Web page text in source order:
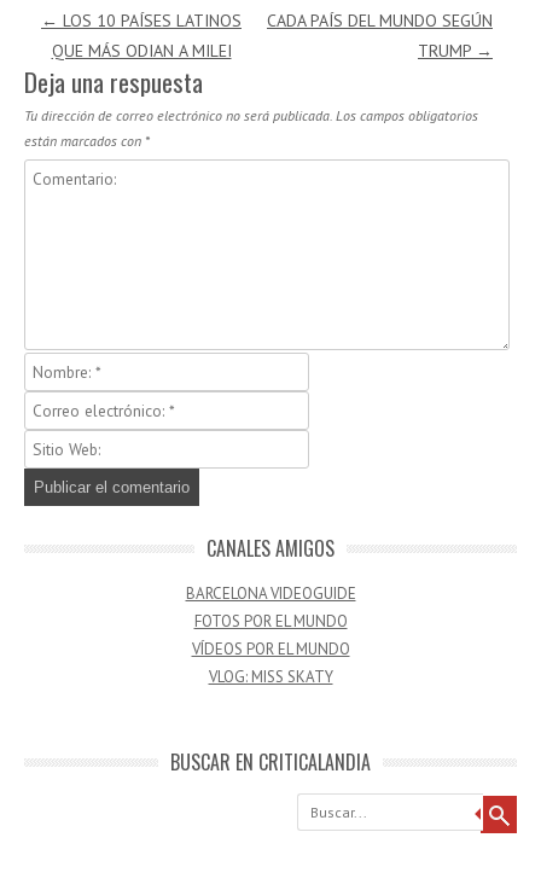
Navegación de entradas
← LOS 10 PAÍSES LATINOS
QUE MÁS ODIAN A MILEI
CADA PAÍS DEL MUNDO SEGÚN
TRUMP →
Deja una respuesta
Tu dirección de correo electrónico no será publicada. Los campos obligatorios
están marcados con *
CANALES AMIGOS
BARCELONA VIDEOGUIDE
FOTOS POR EL MUNDO
VÍDEOS POR EL MUNDO
VLOG: MISS SKATY
BUSCAR EN CRITICALANDIA
Buscar